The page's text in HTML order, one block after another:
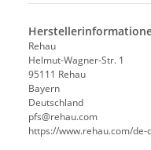
Rehau
Helmut-Wagner-Str. 1
95111 Rehau
Bayern
Deutschland
pfs@rehau.com
https://www.rehau.com/de-